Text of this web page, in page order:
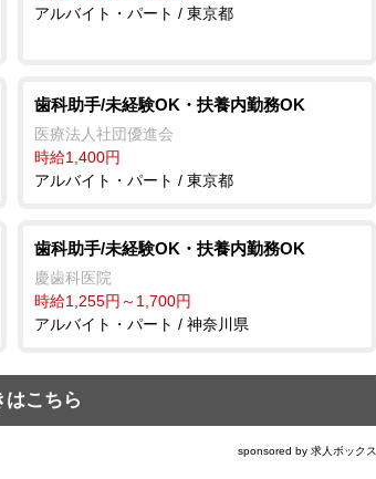
アルバイト・パート / 東京都
歯科助手/未経験OK・扶養内勤務OK
医療法人社団優進会
時給1,400円
アルバイト・パート / 東京都
歯科助手/未経験OK・扶養内勤務OK
慶歯科医院
時給1,255円～1,700円
アルバイト・パート / 神奈川県
はこちら
sponsored by 求人ボックス